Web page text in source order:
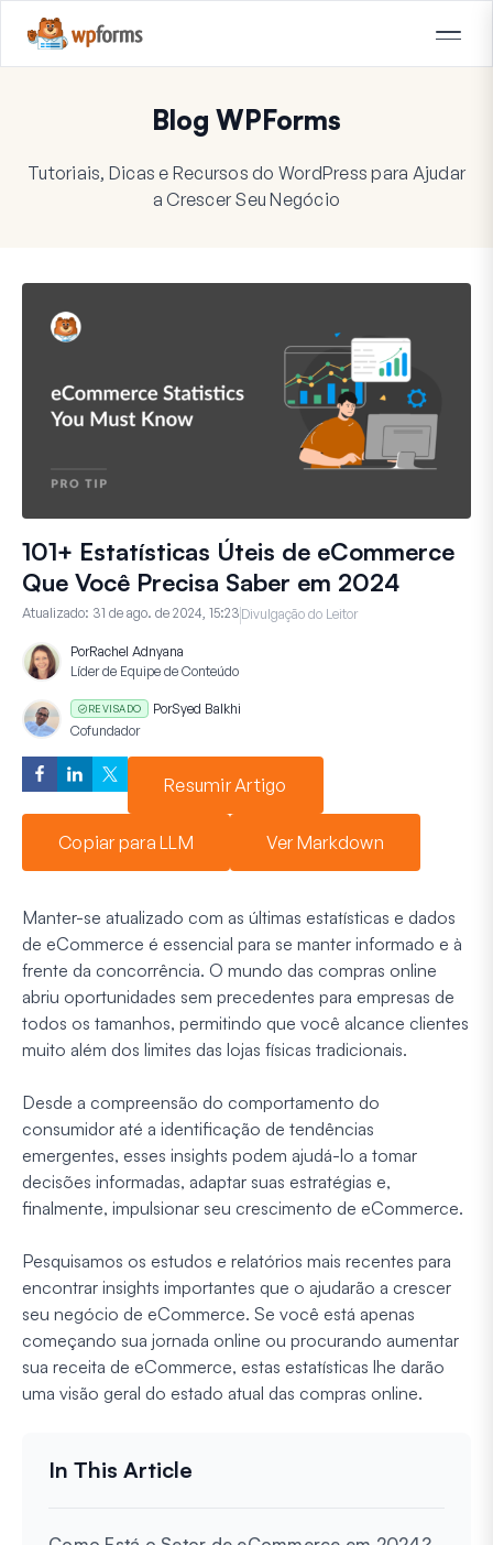
Blog WPForms
Tutoriais, Dicas e Recursos do WordPress para Ajudar
a Crescer Seu Negócio
101+ Estatísticas Úteis de eCommerce
Que Você Precisa Saber em 2024
Atualizado: 31 de ago. de 2024, 15:23 Divulgação do Leitor
PorRachel Adnyana
Líder de Equipe de Conteúdo
REVISADO PorSyed Balkhi
Cofundador
Resumir Artigo
Copiar para LLM Ver Markdown
Manter-se atualizado com as últimas estatísticas e dados
de eCommerce é essencial para se manter informado e à
frente da concorrência. O mundo das compras online
abriu oportunidades sem precedentes para empresas de
todos os tamanhos, permitindo que você alcance clientes
muito além dos limites das lojas físicas tradicionais.
Desde a compreensão do comportamento do
consumidor até a identificação de tendências
emergentes, esses insights podem ajudá-lo a tomar
decisões informadas, adaptar suas estratégias e,
finalmente, impulsionar seu crescimento de eCommerce.
Pesquisamos os estudos e relatórios mais recentes para
encontrar insights importantes que o ajudarão a crescer
seu negócio de eCommerce. Se você está apenas
começando sua jornada online ou procurando aumentar
sua receita de eCommerce, estas estatísticas lhe darão
uma visão geral do estado atual das compras online.